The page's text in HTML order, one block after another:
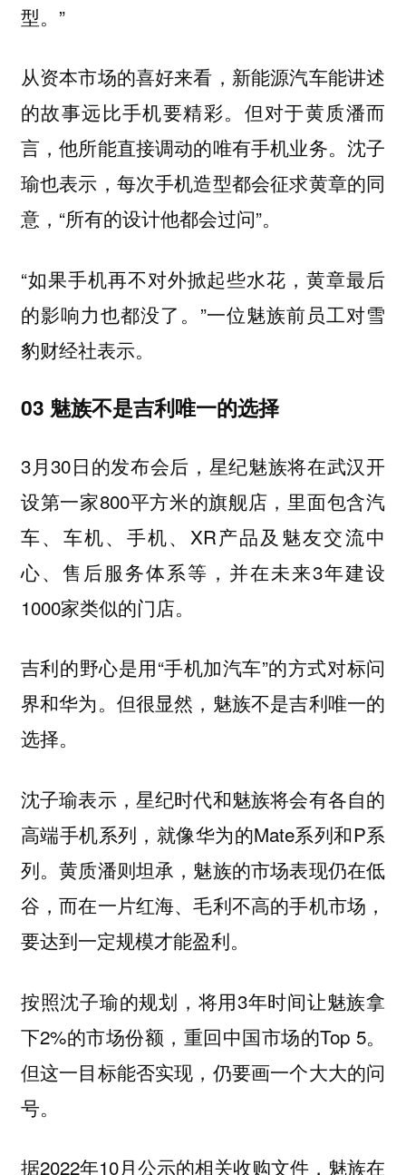
型。”
从资本市场的喜好来看，新能源汽车能讲述
的故事远比手机要精彩。但对于黄质潘而
言，他所能直接调动的唯有手机业务。沈子
瑜也表示，每次手机造型都会征求黄章的同
意，“所有的设计他都会过问”。
“如果手机再不对外掀起些水花，黄章最后
的影响力也都没了。”一位魅族前员工对雪
豹财经社表示。
03 魅族不是吉利唯一的选择
3月30日的发布会后，星纪魅族将在武汉开
设第一家800平方米的旗舰店，里面包含汽
车、车机、手机、XR产品及魅友交流中
心、售后服务体系等，并在未来3年建设
1000家类似的门店。
吉利的野心是用“手机加汽车”的方式对标问
界和华为。但很显然，魅族不是吉利唯一的
选择。
沈子瑜表示，星纪时代和魅族将会有各自的
高端手机系列，就像华为的Mate系列和P系
列。黄质潘则坦承，魅族的市场表现仍在低
谷，而在一片红海、毛利不高的手机市场，
要达到一定规模才能盈利。
按照沈子瑜的规划，将用3年时间让魅族拿
下2%的市场份额，重回中国市场的Top 5。
但这一目标能否实现，仍要画一个大大的问
号。
据2022年10月公示的相关收购文件，魅族在